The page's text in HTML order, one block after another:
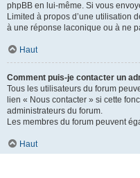
phpBB en lui-même. Si vous
Limited à propos d’une utilisation
à une réponse laconique ou à ne
Haut
Comment puis-je contacter un
Tous les utilisateurs du forum
lien « Nous contacter » si cette
administrateurs du forum.
Les membres du forum peuvent
Haut